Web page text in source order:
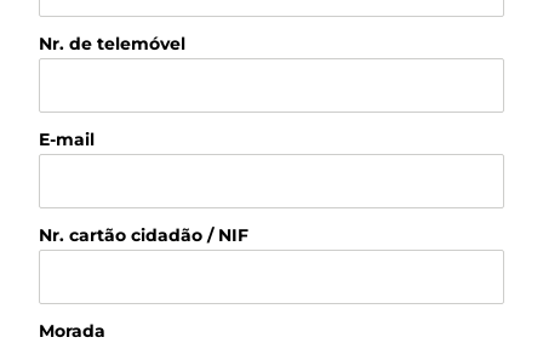
Nr. de telemóvel
E-mail
Nr. cartão cidadão / NIF
Morada